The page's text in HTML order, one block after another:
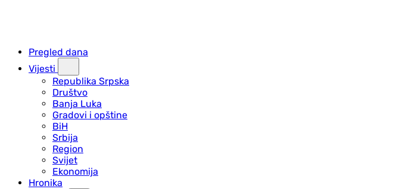
Pregled dana
Vijesti
Republika Srpska
Društvo
Banja Luka
Gradovi i opštine
BiH
Srbija
Region
Svijet
Ekonomija
Hronika